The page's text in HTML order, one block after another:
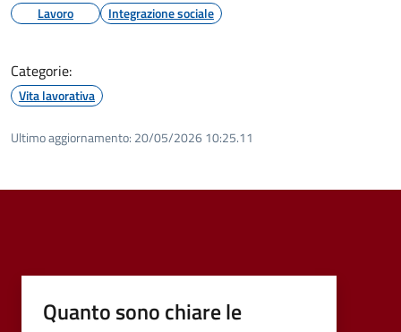
Lavoro Integrazione sociale
Categorie:
Vita lavorativa
Ultimo aggiornamento: 20/05/2026 10:25.11
Quanto sono chiare le